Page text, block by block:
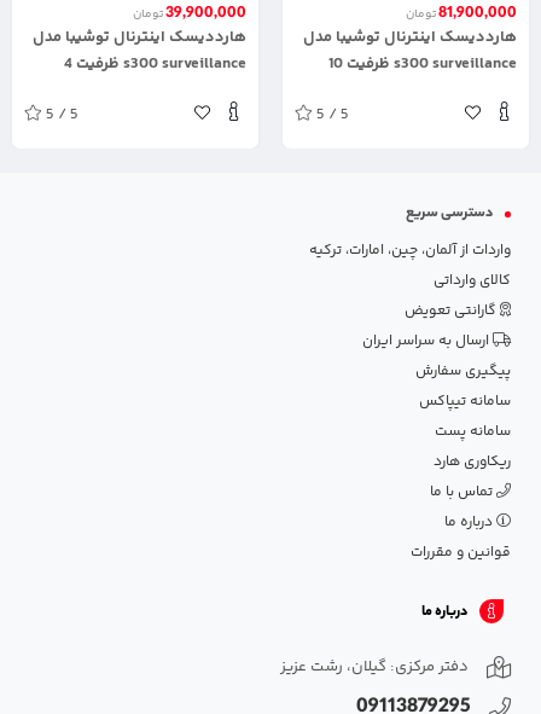
81,900,000تومان
هارددیسک اینترنال توشیبا مدل
s300 surveillance ظرفیت 10
5 / 5
39,900,000تومان
هارددیسک اینترنال توشیبا مدل
s300 surveillance ظرفیت 4
5 / 5
دسترسی سریع
واردات از آلمان، چین، امارات، ترکیه
کالای وارداتی
گارانتی تعویض
ارسال به سراسر ایران
پیگیری سفارش
سامانه تیپاکس
سامانه پست
ریکاوری هارد
تماس با ما
درباره ما
قوانین و مقررات
درباره ما
دفتر مرکزی: گیلان، رشت عزیز